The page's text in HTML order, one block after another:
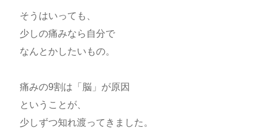
そうはいっても、
少しの痛みなら自分で
なんとかしたいもの。
痛みの9割は「脳」が原因
ということが、
少しずつ知れ渡ってきました。